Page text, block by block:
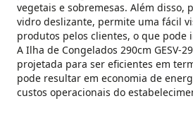
vegetais e sobremesas. Além disso,
vidro deslizante, permite uma fácil
produtos pelos clientes, o que pode
A Ilha de Congelados 290cm GESV-
projetada para ser eficientes em
pode resultar em economia de
custos operacionais do